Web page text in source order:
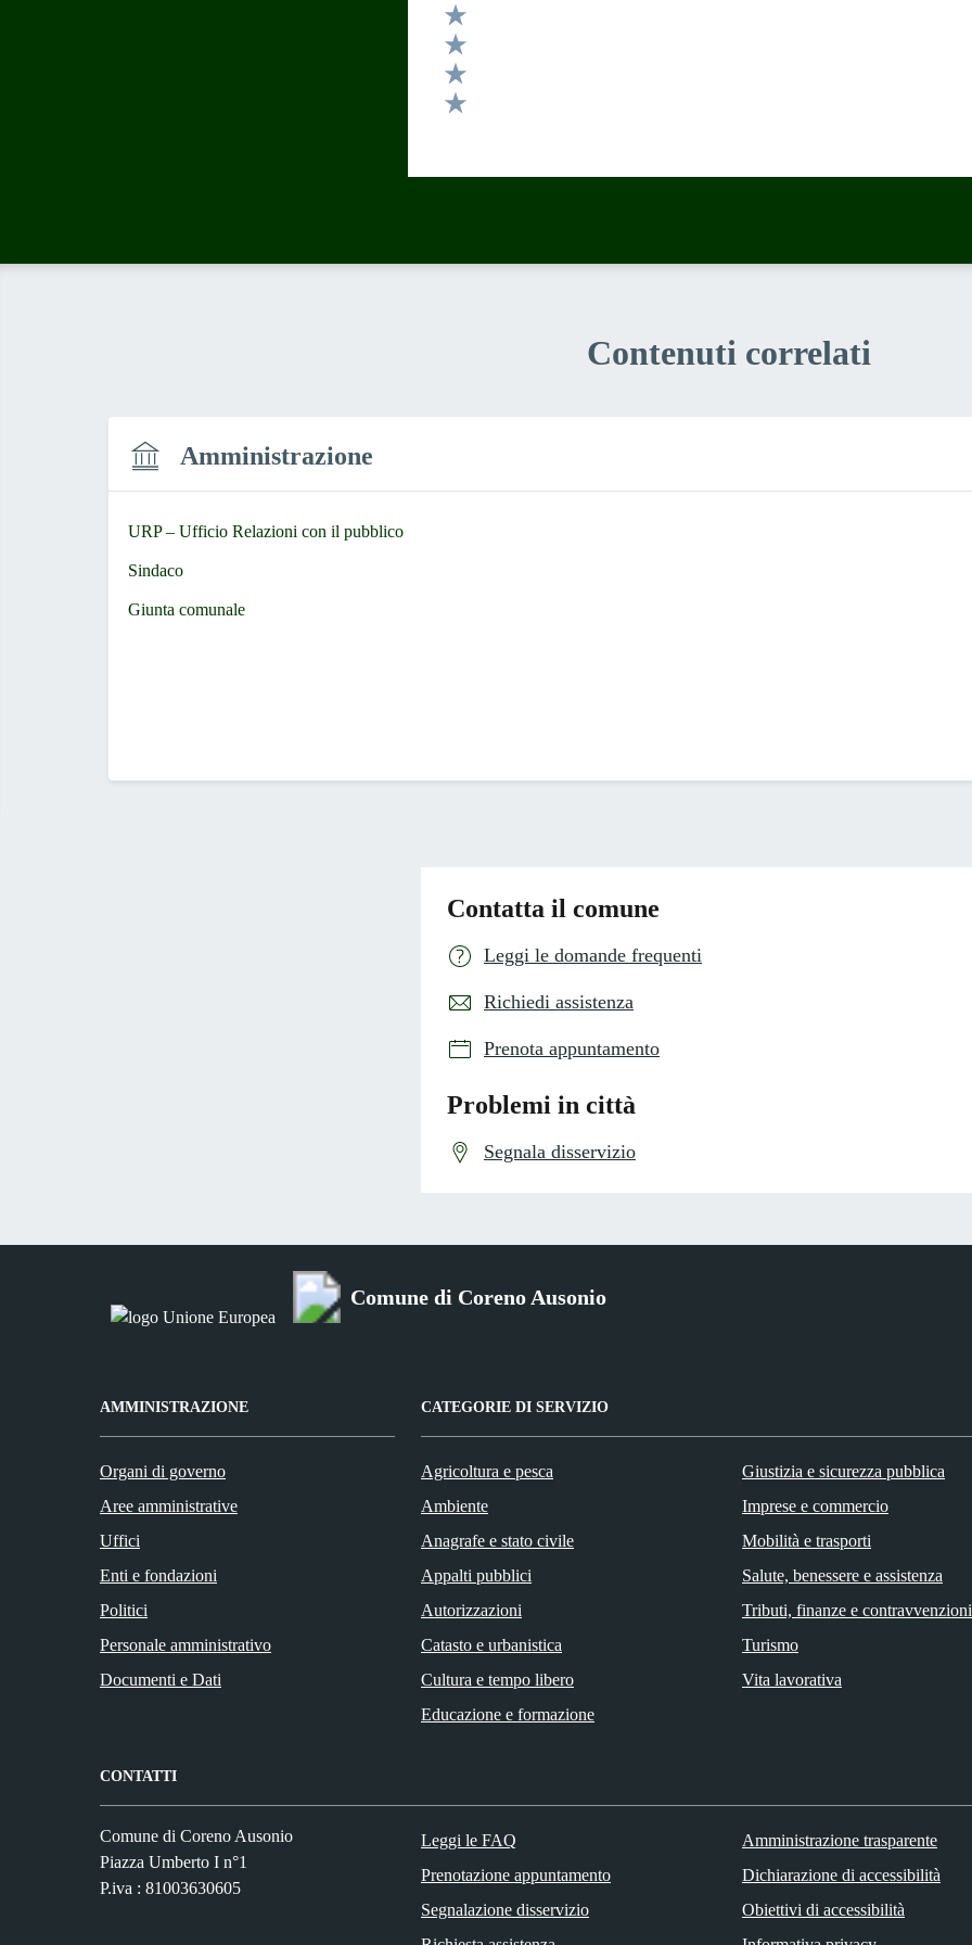
Valuta 5 stelle su 5
Valuta 4 stelle su 5
Valuta 3 stelle su 5
Valuta 2 stelle su 5
Contenuti correlati
Amministrazione
URP – Ufficio Relazioni con il pubblico
Sindaco
Giunta comunale
Contatta il comune
Leggi le domande frequenti
Richiedi assistenza
Prenota appuntamento
Problemi in città
Segnala disservizio
Comune di Coreno Ausonio
AMMINISTRAZIONE
Organi di governo
Aree amministrative
Uffici
Enti e fondazioni
Politici
Personale amministrativo
Documenti e Dati
CATEGORIE DI SERVIZIO
Agricoltura e pesca
Ambiente
Anagrafe e stato civile
Appalti pubblici
Autorizzazioni
Catasto e urbanistica
Cultura e tempo libero
Educazione e formazione
Giustizia e sicurezza pubblica
Imprese e commercio
Mobilità e trasporti
Salute, benessere e assistenza
Tributi, finanze e contravvenzioni
Turismo
Vita lavorativa
CONTATTI
Comune di Coreno Ausonio
Piazza Umberto I n°1
P.iva : 81003630605
Leggi le FAQ
Prenotazione appuntamento
Segnalazione disservizio
Amministrazione trasparente
Dichiarazione di accessibilità
Obiettivi di accessibilità